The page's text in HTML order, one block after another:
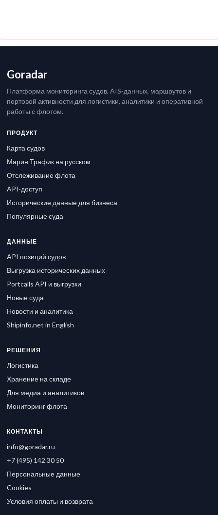
Goradar
Платформа мониторинга судов, AIS-данных, маршрутов и
портовой активности для логистики, аналитики и оперативной
работы с флотом.
ПРОДУКТ
Карта судов
Марин Трафик на русском
Отслеживание флота
API-доступ
Исторические данные для бизнеса
Популярные суда
ДАННЫЕ
API позиций судов
Выгрузка исторических данных
Portcalls API и выгрузки
Новые суда
Новости и аналитика
Shipinfo.net in English
РЕШЕНИЯ
Логистика
Хранение на складе
Для медиа и аналитиков
Мониторинг флота
КОНТАКТЫ
info@goradar.ru
+7 (495) 142 30 50
Персональные данные
Cookies
Условия оплаты и возврата